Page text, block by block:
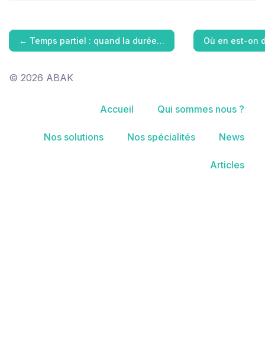
← Temps partiel : quand la durée… Où en est-on
© 2026 ABAK
Accueil Qui sommes nous ?
Nos solutions Nos spécialités News
Articles